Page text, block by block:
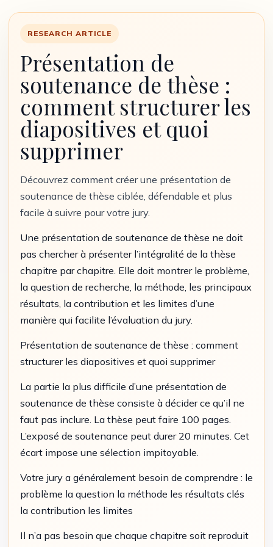
RESEARCH ARTICLE
Présentation de
soutenance de thèse :
comment structurer les
diapositives et quoi
supprimer
Découvrez comment créer une présentation de
soutenance de thèse ciblée, défendable et plus
facile à suivre pour votre jury.
Une présentation de soutenance de thèse ne doit
pas chercher à présenter l’intégralité de la thèse
chapitre par chapitre. Elle doit montrer le problème,
la question de recherche, la méthode, les principaux
résultats, la contribution et les limites d’une
manière qui facilite l’évaluation du jury.
Présentation de soutenance de thèse : comment
structurer les diapositives et quoi supprimer
La partie la plus difficile d’une présentation de
soutenance de thèse consiste à décider ce qu’il ne
faut pas inclure. La thèse peut faire 100 pages.
L’exposé de soutenance peut durer 20 minutes. Cet
écart impose une sélection impitoyable.
Votre jury a généralement besoin de comprendre : le
problème la question la méthode les résultats clés
la contribution les limites
Il n’a pas besoin que chaque chapitre soit reproduit